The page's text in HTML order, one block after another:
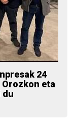
24
eta
du